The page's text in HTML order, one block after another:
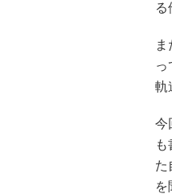
る
っ
軌
今
た
を